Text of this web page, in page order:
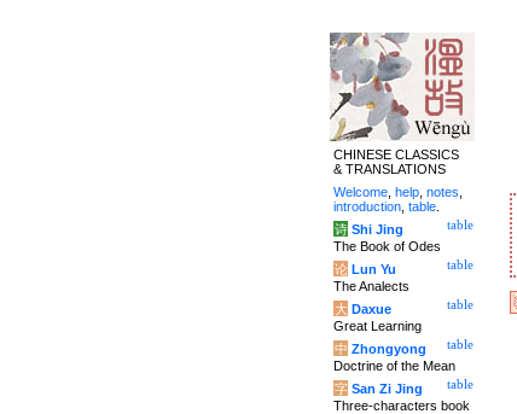
CHINESE CLASSICS
& TRANSLATIONS
Welcome help notes
introduction table
table
诗 Shi Jing
The Book of Odes
table
论 Lun Yu
The Analects
table
大 Daxue
Great Learning
table
中 Zhongyong
Doctrine of the Mean
table
字 San Zi Jing
Three-characters book